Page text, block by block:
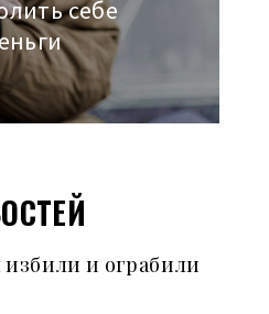
себе
и ограбили